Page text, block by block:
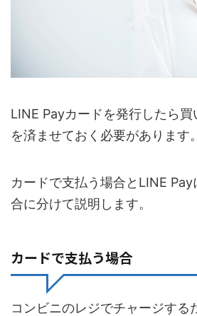
LINE Payカードを発行したら
を済ませておく必要があります。
カードで支払う場合とLINE
合に分けて説明します。
カードで支払う場合
コンビニのレジでチャージする